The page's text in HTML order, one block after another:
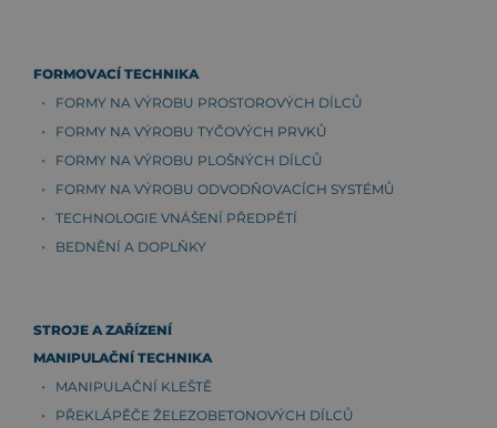
FORMOVACÍ TECHNIKA
FORMY NA VÝROBU PROSTOROVÝCH DÍLCŮ
FORMY NA VÝROBU TYČOVÝCH PRVKŮ
FORMY NA VÝROBU PLOŠNÝCH DÍLCŮ
FORMY NA VÝROBU ODVODŇOVACÍCH SYSTÉMŮ
TECHNOLOGIE VNÁŠENÍ PŘEDPĚTÍ
BEDNĚNÍ A DOPLŇKY
STROJE A ZAŘÍZENÍ
MANIPULAČNÍ TECHNIKA
MANIPULAČNÍ KLEŠTĚ
PŘEKLÁPĚČE ŽELEZOBETONOVÝCH DÍLCŮ